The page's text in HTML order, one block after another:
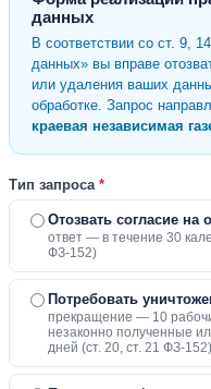
данных
В соответствии со ст. 9,
данных» вы вправе
или удаления ваших
обработке. Запрос
краевая независимая
Тип запроса *
Отозвать согласие на
ответ — в течение 30
ФЗ-152)
Потребовать
прекращение — 10
незаконно полученные
дней (ст. 20, ст. 21 ФЗ-152)